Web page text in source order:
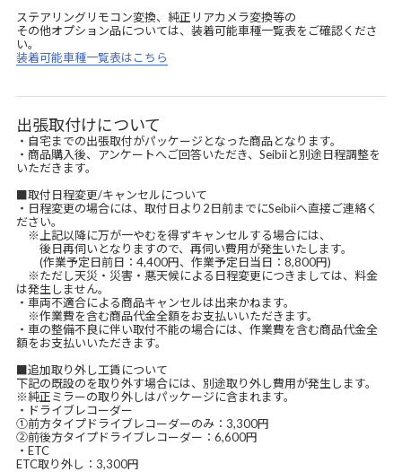
ステアリングリモコン変換、純正リアカメラ変換等の
その他オプション品については、装着可能車種一覧表をご確認くださ
い。
装着可能車種一覧表はこちら
出張取付けについて
・自宅までの出張取付がパッケージとなった商品となります。
・商品購入後、アンケートへご回答いただき、Seibiiと別途日程調整を
いただきます。
■取付日程変更/キャンセルについて
・日程変更の場合には、取付日より2日前までにSeibiiへ直接ご連絡く
ださい。
※上記以降に万が一やむを得ずキャンセルする場合には、
後日再伺いとなりますので、再伺い費用が発生いたします。
(作業予定日前日：4,400円、作業予定日当日：8,800円)
※ただし天災・災害・悪天候による日程変更につきましては、料金
は発生しません。
・車両不適合による商品キャンセルは出来かねます。
※作業費を含む商品代金全額をお支払いいただきます。
・車の整備不良に伴い取付不能の場合には、作業費を含む商品代金全
額をお支払いいただきます。
■追加取り外し工賃について
下記の既設のを取り外す場合には、別途取り外し費用が発生します。
※純正ミラーの取り外しはパッケージに含まれます。
・ドライブレコーダー
①前方タイプドライブレコーダーのみ：3,300円
②前後方タイプドライブレコーダー：6,600円
・ETC
ETC取り外し：3,300円